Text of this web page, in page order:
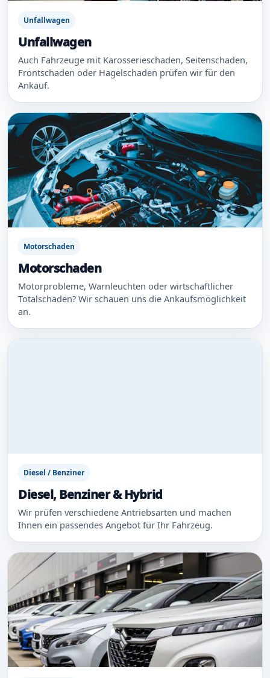
Unfallwagen
Unfallwagen
Auch Fahrzeuge mit Karosserieschaden, Seitenschaden,
Frontschaden oder Hagelschaden prüfen wir für den
Ankauf.
Motorschaden
Motorschaden
Motorprobleme, Warnleuchten oder wirtschaftlicher
Totalschaden? Wir schauen uns die Ankaufsmöglichkeit
an.
Diesel / Benziner
Diesel, Benziner & Hybrid
Wir prüfen verschiedene Antriebsarten und machen
Ihnen ein passendes Angebot für Ihr Fahrzeug.